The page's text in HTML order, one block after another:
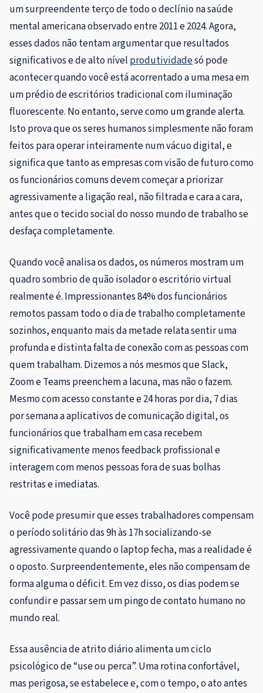
um surpreendente terço de todo o declínio na saúde
mental americana observado entre 2011 e 2024. Agora,
esses dados não tentam argumentar que resultados
significativos e de alto nível produtividadesó pode
acontecer quando você está acorrentado a uma mesa em
um prédio de escritórios tradicional com iluminação
fluorescente. No entanto, serve como um grande alerta.
Isto prova que os seres humanos simplesmente não foram
feitos para operar inteiramente num vácuo digital, e
significa que tanto as empresas com visão de futuro como
os funcionários comuns devem começar a priorizar
agressivamente a ligação real, não filtrada e cara a cara,
antes que o tecido social do nosso mundo de trabalho se
desfaça completamente.
Quando você analisa os dados, os números mostram um
quadro sombrio de quão isolador o escritório virtual
realmente é. Impressionantes 84% ​​dos funcionários
remotos passam todo o dia de trabalho completamente
sozinhos, enquanto mais da metade relata sentir uma
profunda e distinta falta de conexão com as pessoas com
quem trabalham. Dizemos a nós mesmos que Slack,
Zoom e Teams preenchem a lacuna, mas não o fazem.
Mesmo com acesso constante e 24 horas por dia, 7 dias
por semana a aplicativos de comunicação digital, os
funcionários que trabalham em casa recebem
significativamente menos feedback profissional e
interagem com menos pessoas fora de suas bolhas
restritas e imediatas.
Você pode presumir que esses trabalhadores compensam
o período solitário das 9h às 17h socializando-se
agressivamente quando o laptop fecha, mas a realidade é
o oposto. Surpreendentemente, eles não compensam de
forma alguma o déficit. Em vez disso, os dias podem se
confundir e passar sem um pingo de contato humano no
mundo real.
Essa ausência de atrito diário alimenta um ciclo
psicológico de “use ou perca”. Uma rotina confortável,
mas perigosa, se estabelece e, com o tempo, o ato antes